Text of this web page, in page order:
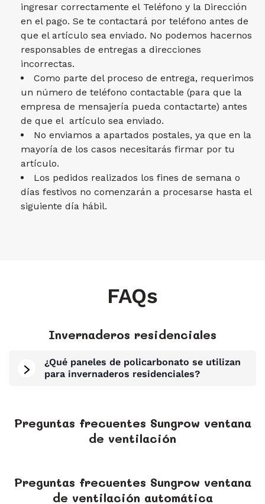
ingresar correctamente el Teléfono y la Dirección
en el pago. Se te contactará por teléfono antes de
que el artículo sea enviado. No podemos hacernos
responsables de entregas a direcciones
incorrectas.
Como parte del proceso de entrega, requerimos
un número de teléfono contactable (para que la
empresa de mensajería pueda contactarte) antes
de que el artículo sea enviado.
No enviamos a apartados postales, ya que en la
mayoría de los casos necesitarás firmar por tu
artículo.
Los pedidos realizados los fines de semana o
días festivos no comenzarán a procesarse hasta el
siguiente día hábil.
FAQs
Invernaderos residenciales
¿Qué paneles de policarbonato se utilizan
para invernaderos residenciales?
Preguntas frecuentes Sungrow ventana
de ventilación
Preguntas frecuentes Sungrow ventana
de ventilación automática